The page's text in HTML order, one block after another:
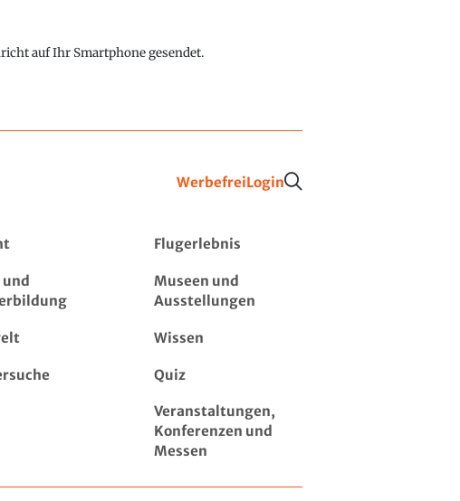
auf Ihr Smartphone gesendet.
WerbefreiLogin
Flugerlebnis
Museen und
Ausstellungen
Wissen
Quiz
Veranstaltungen,
Konferenzen und
Messen